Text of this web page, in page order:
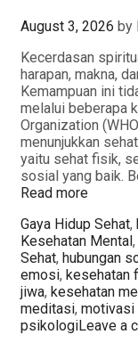
August 3, 2026 by
Kecerdasan
harapan, makna,
Kemampuan ini
melalui beberapa
Organization
menunjukkan
yaitu sehat fisik,
sosial yang baik.
Read more
Categories
Gaya Hidup Sehat,
Kesehatan Mental,
Sehat, hubungan
emosi, kesehatan
jiwa, kesehatan
meditasi, motivasi
psikologiLeave a